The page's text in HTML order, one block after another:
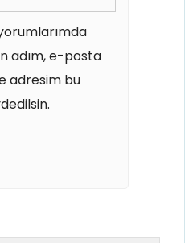
adım, e-posta
adresim bu